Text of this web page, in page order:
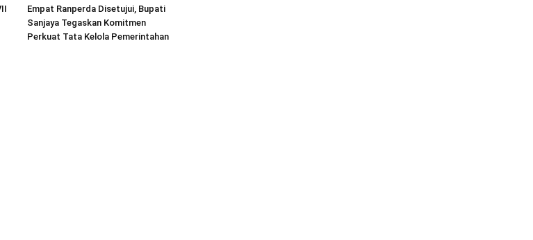
Empat Ranperda Disetujui, Bupati
Sanjaya Tegaskan Komitmen
Perkuat Tata Kelola Pemerintahan